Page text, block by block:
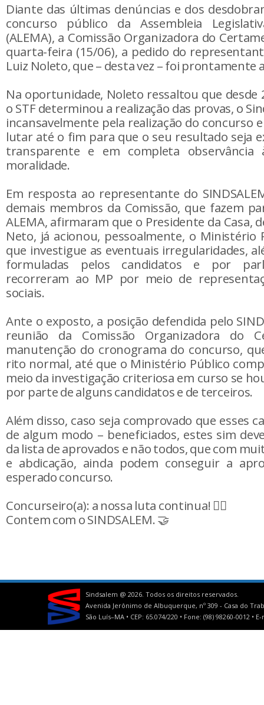
Diante das últimas denúncias e dos
concurso público da Assembleia
(ALEMA), a Comissão Organizadora do
quarta-feira (15/06), a pedido do
Luiz Noleto, que – desta vez – foi prontamente
Na oportunidade, Noleto ressaltou que desde
o STF determinou a realização das provas, o
incansavelmente pela realização do concurso
lutar até o fim para que o seu resultado seja
transparente e em completa observância
moralidade.
Em resposta ao representante do
demais membros da Comissão, que fazem
ALEMA, afirmaram que o Presidente da Casa,
Neto, já acionou, pessoalmente, o Ministério
que investigue as eventuais irregularidades,
formuladas pelos candidatos e por
recorreram ao MP por meio de
sociais.
Ante o exposto, a posição defendida pelo
reunião da Comissão Organizadora do
manutenção do cronograma do concurso,
rito normal, até que o Ministério Público
meio da investigação criteriosa em curso se
por parte de alguns candidatos e de terceiros.
Além disso, caso seja comprovado que esses
de algum modo – beneficiados, estes sim
da lista de aprovados e não todos, que com
e abdicação, ainda podem conseguir a
esperado concurso.
Concurseiro(a): a nossa luta continua! ✊🏼
Contem com o SINDSALEM. 🤝
Sindsalem @ 2026. Todos os direitos reservados.
Avenida Jerônimo de Albuquerque, nº 309 - Casa do
São Luís–MA • CEP: 65.074/220 • Fone: (98) 98260-0012